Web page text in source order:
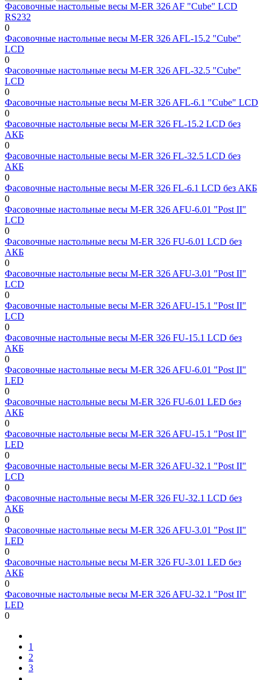
Фасовочные настольные весы M-ER 326 AF "Cube" LCD
RS232
0
Фасовочные настольные весы M-ER 326 AFL-15.2 "Cube"
LCD
0
Фасовочные настольные весы M-ER 326 AFL-32.5 "Cube"
LCD
0
Фасовочные настольные весы M-ER 326 AFL-6.1 "Cube" LCD
0
Фасовочные настольные весы M-ER 326 FL-15.2 LCD без
АКБ
0
Фасовочные настольные весы M-ER 326 FL-32.5 LCD без
АКБ
0
Фасовочные настольные весы M-ER 326 FL-6.1 LCD без АКБ
0
Фасовочные настольные весы M-ER 326 AFU-6.01 "Post II"
LCD
0
Фасовочные настольные весы M-ER 326 FU-6.01 LCD без
АКБ
0
Фасовочные настольные весы M-ER 326 AFU-3.01 "Post II"
LCD
0
Фасовочные настольные весы M-ER 326 AFU-15.1 "Post II"
LCD
0
Фасовочные настольные весы M-ER 326 FU-15.1 LCD без
АКБ
0
Фасовочные настольные весы M-ER 326 AFU-6.01 "Post II"
LED
0
Фасовочные настольные весы M-ER 326 FU-6.01 LED без
АКБ
0
Фасовочные настольные весы M-ER 326 AFU-15.1 "Post II"
LED
0
Фасовочные настольные весы M-ER 326 AFU-32.1 "Post II"
LCD
0
Фасовочные настольные весы M-ER 326 FU-32.1 LCD без
АКБ
0
Фасовочные настольные весы M-ER 326 AFU-3.01 "Post II"
LED
0
Фасовочные настольные весы M-ER 326 FU-3.01 LED без
АКБ
0
Фасовочные настольные весы M-ER 326 AFU-32.1 "Post II"
LED
0
1
2
3